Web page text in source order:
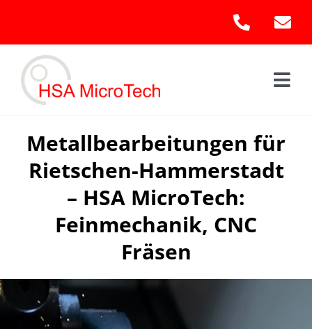
content
Metallbearbeitungen für
Rietschen-Hammerstadt
– HSA MicroTech:
Feinmechanik, CNC
Fräsen